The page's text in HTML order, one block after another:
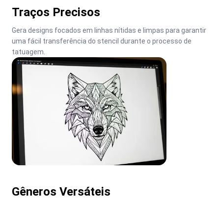
Traços Precisos
Gera designs focados em linhas nítidas e limpas para garantir
uma fácil transferência do stencil durante o processo de
tatuagem.
Gêneros Versáteis